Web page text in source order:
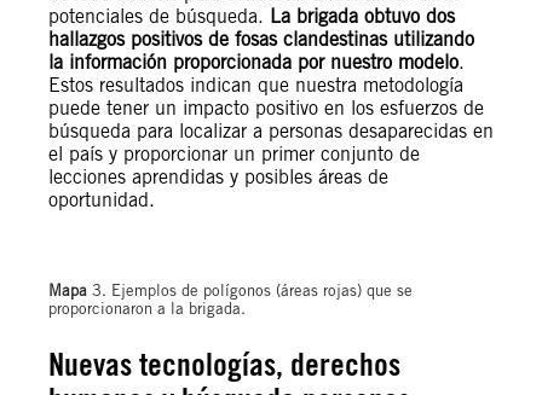
potenciales de búsqueda. La brigada obtuvo dos
hallazgos positivos de fosas clandestinas utilizando
la información proporcionada por nuestro modelo.
Estos resultados indican que nuestra metodología
puede tener un impacto positivo en los esfuerzos de
búsqueda para localizar a personas desaparecidas en
el país y proporcionar un primer conjunto de
lecciones aprendidas y posibles áreas de
oportunidad.
Mapa 3. Ejemplos de polígonos (áreas rojas) que se
proporcionaron a la brigada.
Nuevas tecnologías, derechos